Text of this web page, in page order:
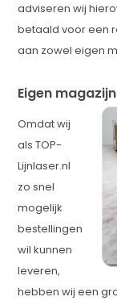
adviseren wij
betaald voor een
aan zowel eigen
Eigen
Omdat wij
als TOP-
Lijnlaser.nl
zo snel
mogelijk
bestellingen
wil kunnen
leveren,
hebben wij een